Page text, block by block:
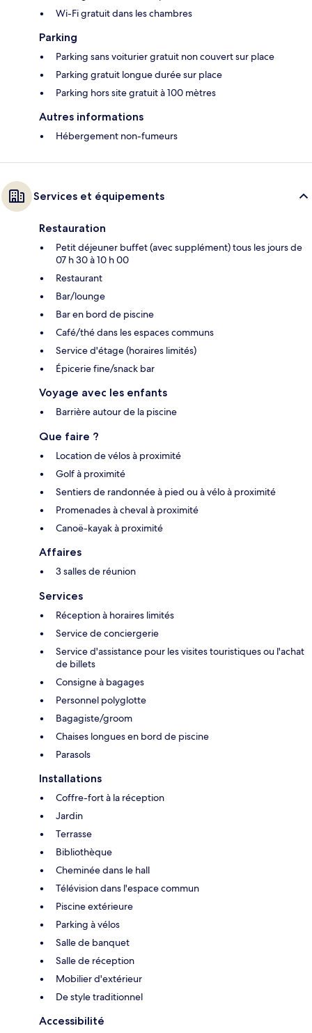
Wi-Fi gratuit dans les chambres
Parking
Parking sans voiturier gratuit non couvert sur place
Parking gratuit longue durée sur place
Parking hors site gratuit à 100 mètres
Autres informations
Hébergement non-fumeurs
Services et équipements
Restauration
Petit déjeuner buffet (avec supplément) tous les jours de
07 h 30 à 10 h 00
Restaurant
Bar/lounge
Bar en bord de piscine
Café/thé dans les espaces communs
Service d'étage (horaires limités)
Épicerie fine/snack bar
Voyage avec les enfants
Barrière autour de la piscine
Que faire ?
Location de vélos à proximité
Golf à proximité
Sentiers de randonnée à pied ou à vélo à proximité
Promenades à cheval à proximité
Canoë-kayak à proximité
Affaires
3 salles de réunion
Services
Réception à horaires limités
Service de conciergerie
Service d'assistance pour les visites touristiques ou l'achat
de billets
Consigne à bagages
Personnel polyglotte
Bagagiste/groom
Chaises longues en bord de piscine
Parasols
Installations
Coffre-fort à la réception
Jardin
Terrasse
Bibliothèque
Cheminée dans le hall
Télévision dans l'espace commun
Piscine extérieure
Parking à vélos
Salle de banquet
Salle de réception
Mobilier d'extérieur
De style traditionnel
Accessibilité